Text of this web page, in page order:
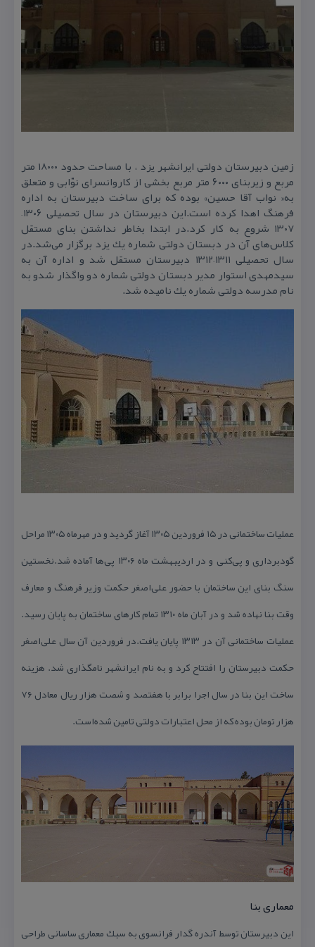
زمین دبیرستان دولتی ایرانشهر یزد ، با مساحت حدود ۱۸۰۰۰ متر
مربع و زیربنای ۶۰۰۰ متر مربع بخشی از كاروانسرای نوّابی و متعلق
به« نواب آقا حسین» بوده كه برای ساخت دبیرستان به اداره
فرهنگ اهدا كرده است.این دبیرستان در سال تحصیلی ۱۳۰۶–
۱۳۰۷ شروع به كار كرد.در ابتدا بخاطر نداشتن بنای مستقل
كلاس‌های آن در دبستان دولتی شماره یك یزد برگزار می‌شد.در
سال تحصیلی ۱۳۱۱–۱۳۱۲ دبیرستان مستقل شد و اداره آن به
سیدمهدی استوار مدیر دبستان دولتی شماره دو واگذار شدو به
نام مدرسه دولتی شماره یك نامیده شد.
عملیات ساختمانی در ۱۵ فروردین ۱۳۰۵ آغاز گردید و در مهرماه ۱۳۰۵ مراحل
گودبرداری و پی‌كنی و در اردیبهشت ماه ۱۳۰۶ پی‌ها آماده شد.نخستین
سنگ بنای این ساختمان با حضور علی‌اصغر حكمت وزیر فرهنگ و معارف
وقت بنا نهاده شد و در آبان ماه ۱۳۱۰ تمام كارهای ساختمان به پایان رسید.
عملیات ساختمانی آن در ۱۳۱۳ پایان یافت.در فروردین آن سال علی‌اصغر
حكمت دبیرستان را افتتاح كرد و به نام ایرانشهر نامگذاری شد. هزینه
ساخت این بنا در سال اجرا برابر با هفتصد و شصت هزار ریال معادل ۷۶
هزار تومان بوده كه از محل اعتبارات دولتی تامین شده‌است.
معماری بنا
این دبیرستان توسط آندره گدار فرانسوی به سبك معماری ساسانی طراحی